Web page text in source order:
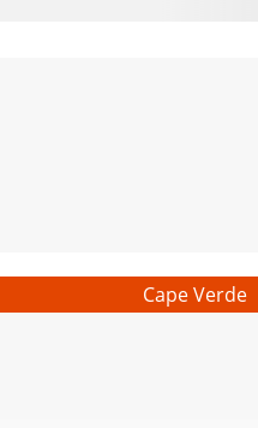
Cape Verde